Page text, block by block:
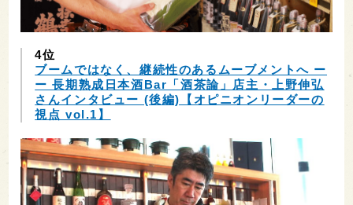
4位
ブームではなく、継続性のあるムーブメントへ ー
ー 長期熟成日本酒Bar「酒茶論」店主・上野伸弘
さんインタビュー (後編)【オピニオンリーダーの
視点 vol.1】